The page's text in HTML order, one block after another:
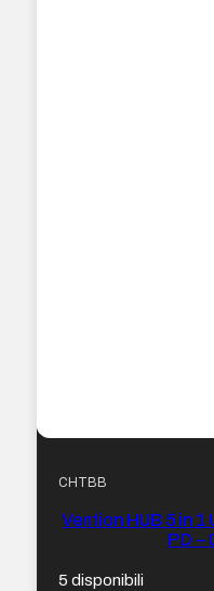
CHTBB
Vention HUB 5 in 1
PD –
5 disponibili